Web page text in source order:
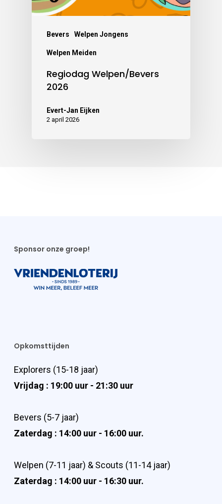
Bevers Welpen Jongens
Welpen Meiden
Regiodag Welpen/Bevers
2026
Evert-Jan Eijken
2 april 2026
Sponsor onze groep!
Opkomsttijden
Explorers (15-18 jaar)
Vrijdag : 19:00 uur - 21:30 uur
Bevers (5-7 jaar)
Zaterdag : 14:00 uur - 16:00 uur.
Welpen (7-11 jaar) & Scouts (11-14 jaar)
Zaterdag : 14:00 uur - 16:30 uur.